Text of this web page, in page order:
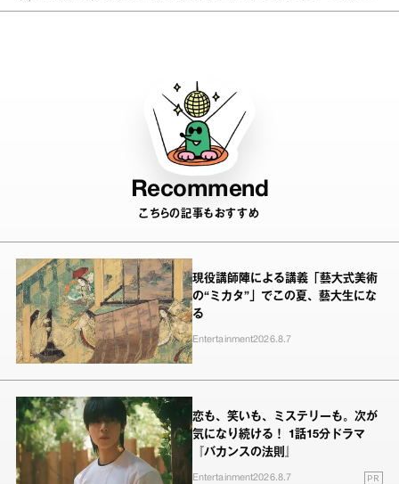
Recommend
こちらの記事もおすすめ
現役講師陣による講義「藝大式美術
の“ミカタ”」でこの夏、藝大生にな
る
Entertainment2026.8.7
恋も、笑いも、ミステリーも。次が
気になり続ける！ 1話15分ドラマ
『バカンスの法則』
Entertainment2026.8.7 PR